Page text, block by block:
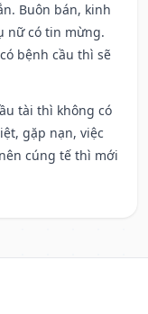
Buôn bán, kinh
nữ có tin mừng.
bệnh cầu thì sẽ
tài thì không có
gặp nạn, việc
cúng tế thì mới